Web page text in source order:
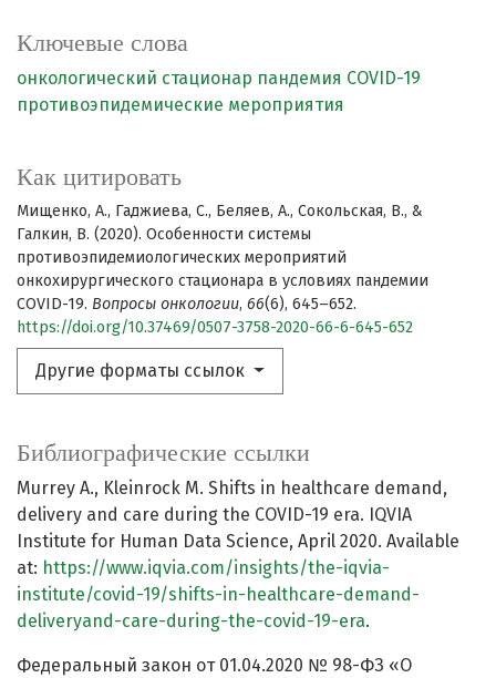
Ключевые слова
онкологический стационар пандемия COVID-19
противоэпидемические мероприятия
Как цитировать
Мищенко, А., Гаджиева, С., Беляев, А., Сокольская, В., &
Галкин, В. (2020). Особенности системы
противоэпидемиологических мероприятий
онкохирургического стационара в условиях пандемии
COVID-19. Вопросы онкологии, 66(6), 645–652.
https://doi.org/10.37469/0507-3758-2020-66-6-645-652
Другие форматы ссылок
Библиографические ссылки
Murrey A., Kleinrock M. Shifts in healthcare demand,
delivery and care during the COVID-19 era. IQVIA
Institute for Human Data Science, April 2020. Available
at: https://www.iqvia.com/insights/the-iqvia-
institute/covid-19/shifts-in-healthcare-demand-
deliveryand-care-during-the-covid-19-era.
Федеральный закон от 01.04.2020 № 98-ФЗ «О